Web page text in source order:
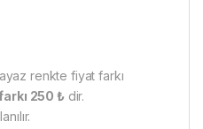
renkte fiyat farkı
250 ₺ dir.